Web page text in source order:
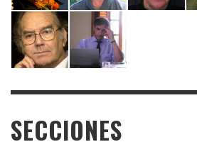
SECCIONES